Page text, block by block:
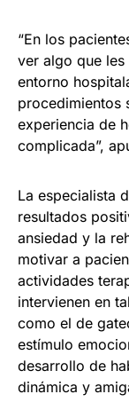
“En los
ver algo que
entorno
procedimientos
experiencia de
complicada”,
La especialista
resultados
ansiedad y la
motivar a
actividades
intervienen en
como el de
estímulo
desarrollo de
dinámica y